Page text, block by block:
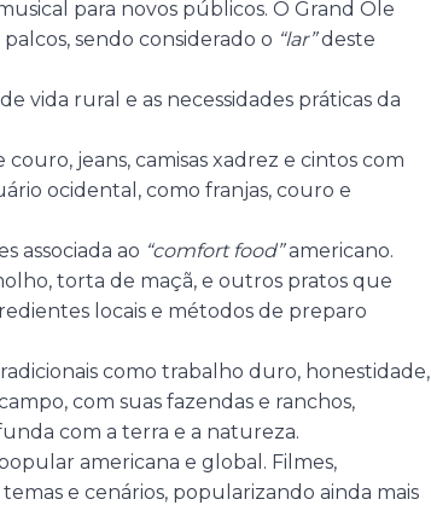
para novos públicos. O Grand Ole
sendo considerado o “lar”deste
vida rural e as necessidades práticas da
jeans, camisas xadrez e cintos com
ocidental, como franjas, couro e
associada ao “comfort food”americano.
torta de maçã, e outros pratos que
locais e métodos de preparo
como trabalho duro, honestidade,
com suas fazendas e ranchos,
com a terra e a natureza.
americana e global. Filmes,
e cenários, popularizando ainda mais